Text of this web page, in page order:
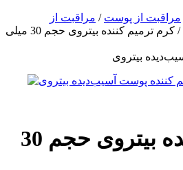
مراقبت از پوست / مراقبت از
/ کرم ترمیم کننده بیتروی حجم 30 میلی
کرم ترمیم کننده بیتروی حجم 30